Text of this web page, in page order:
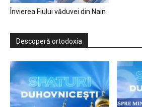
Învierea Fiului văduvei din Nain
Descoperă ortodoxia